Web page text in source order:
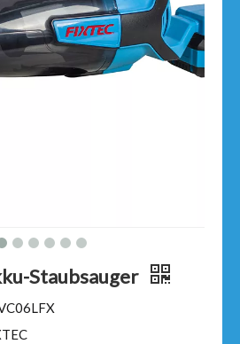
Staubsauger